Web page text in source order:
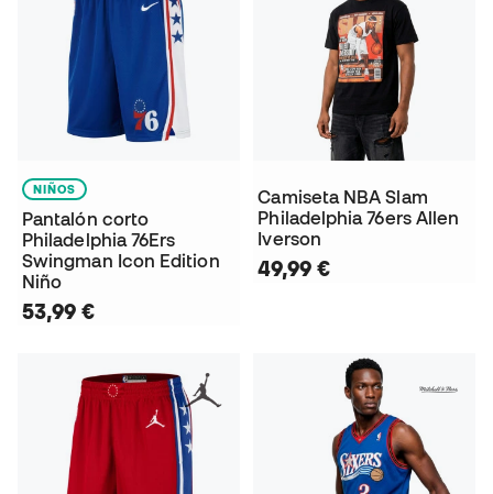
NIÑOS
Pantalón corto
Philadelphia 76Ers
Swingman Icon Edition
Niño
53,99 €
Camiseta NBA Slam
Philadelphia 76ers Allen
Iverson
49,99 €